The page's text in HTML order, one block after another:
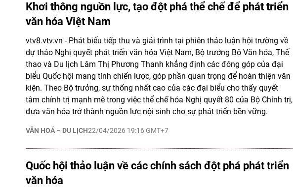
Khơi thông nguồn lực, tạo đột phá thể chế để phát triển
văn hóa Việt Nam
VĂN HOÁ – DU LỊCH22/04/2026 19:16 GMT+7
vtv8.vtv.vn - Phát biểu tiếp thu và giải trình tại phiên thảo luận hội trường về
dự thảo Nghị quyết phát triển văn hóa Việt Nam, Bộ trưởng Bộ Văn hóa, Thể
thao và Du lịch Lâm Thị Phương Thanh khẳng định các đóng góp của đại
biểu Quốc hội mang tính chiến lược, góp phần quan trọng để hoàn thiện văn
kiện. Theo Bộ trưởng, sự thống nhất cao của các đại biểu cho thấy quyết
tâm chính trị mạnh mẽ trong việc thể chế hóa Nghị quyết 80 của Bộ Chính trị,
đưa văn hóa trở thành nguồn lực nội sinh cho sự phát triển bền vững.
Quốc hội thảo luận về các chính sách đột phá phát triển
văn hóa